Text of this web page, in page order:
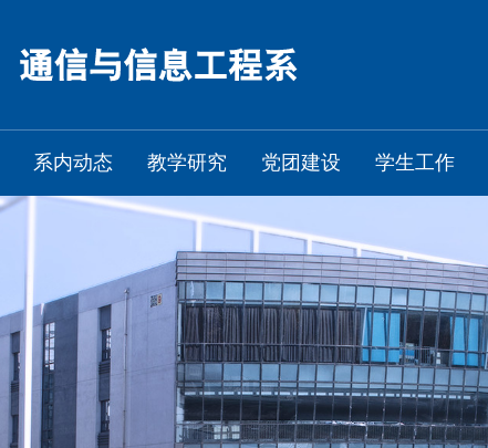
系内动态 教学研究 党团建设 学生工作